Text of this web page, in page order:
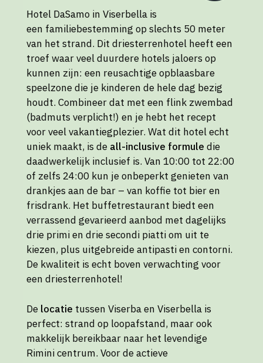
Hotel DaSamo in Viserbella is
een familiebestemming op slechts 50 meter
van het strand. Dit driesterrenhotel heeft een
troef waar veel duurdere hotels jaloers op
kunnen zijn: een reusachtige opblaasbare
speelzone die je kinderen de hele dag bezig
houdt. Combineer dat met een flink zwembad
(badmuts verplicht!) en je hebt het recept
voor veel vakantiegplezier. Wat dit hotel echt
uniek maakt, is de all-inclusive formule die
daadwerkelijk inclusief is. Van 10:00 tot 22:00
of zelfs 24:00 kun je onbeperkt genieten van
drankjes aan de bar – van koffie tot bier en
frisdrank. Het buffetrestaurant biedt een
verrassend gevarieerd aanbod met dagelijks
drie primi en drie secondi piatti om uit te
kiezen, plus uitgebreide antipasti en contorni.
De kwaliteit is echt boven verwachting voor
een driesterrenhotel!
De locatie tussen Viserba en Viserbella is
perfect: strand op loopafstand, maar ook
makkelijk bereikbaar naar het levendige
Rimini centrum. Voor de actieve